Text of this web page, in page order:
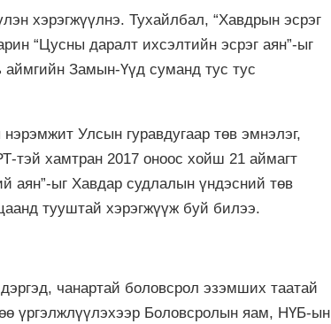
хэрэгжүүлнэ. Тухайлбал, “Хавдрын эсрэг
“Цусны даралт ихсэлтийн эсрэг аян”-ыг
аймгийн Замын-Үүд суманд тус тус
Улсын гуравдугаар төв эмнэлэг,
тэй хамтран 2017 оноос хойш 21 аймагт
аян”-ыг Хавдар судлалын үндэсний төв
тууштай хэрэгжүүж буй билээ.
чанартай боловсрол эзэмших таатай
үргэлжлүүлэхээр Боловсролын яам, НҮБ-ын